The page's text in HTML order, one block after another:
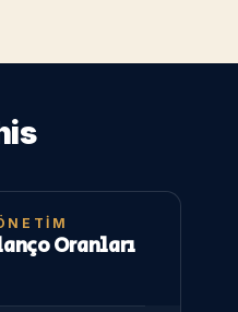
Oranları